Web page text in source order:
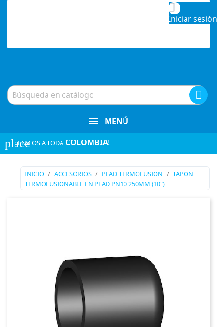


Iniciar sesión
MENÚ
place¡ENVÍOS A TODA COLOMBIA!
INICIO ACCESORIOS PEAD TERMOFUSIÓN
TAPON
TERMOFUSIONABLE EN PEAD PN10 250MM (10")